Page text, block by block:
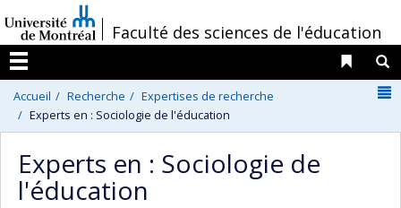
au
contenu
/Faculté des sciences de l'éducation
Menu
Liens
Accueil Recherche
Expertises de recherche
Experts en : Sociologie de l'éducation
Experts en : Sociologie de
l'éducation